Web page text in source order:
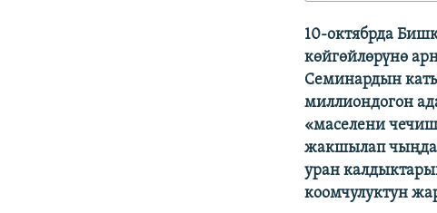
10-октябрда
көйгөйлөрүнө
Cеминардын
миллиондогон
«маселени
жакшылап
уран
коомчулуктун